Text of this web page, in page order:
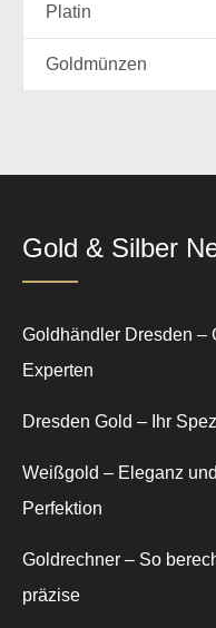
Platin
Goldmünzen
Gold & Silber
Goldhändler Dresden –
Experten
Dresden Gold – Ihr
Weißgold – Eleganz
Perfektion
Goldrechner – So
präzise